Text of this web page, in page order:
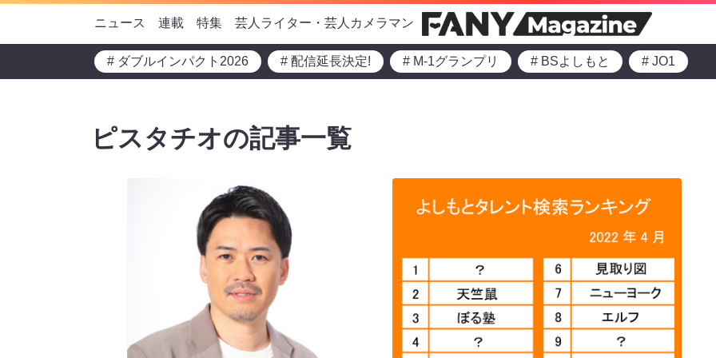
ニュース 連載 特集 芸人ライター・芸人カメラマン
# ダブルインパクト2026 # 配信延長決定! # M-1グランプリ # BSよしもと # JO1
ピスタチオの記事一覧